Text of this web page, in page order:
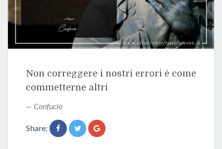
Non correggere i nostri errori è come
commetterne altri
Confucio
Share: